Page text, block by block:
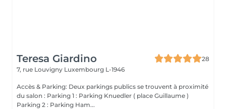
Teresa Giardino
28
7, rue Louvigny Luxembourg L-1946
Accès & Parking: Deux parkings publics se trouvent à proximité
du salon : Parking 1 : Parking Knuedler ( place Guillaume )
Parking 2 : Parking Ham...